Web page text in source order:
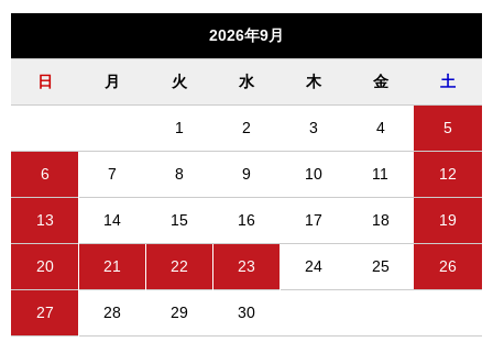
2026年9月
日 月 火 水 木 金 土
1 2 3 4 5
6 7 8 9 10 11 12
13 14 15 16 17 18 19
20 21 22 23 24 25 26
27 28 29 30